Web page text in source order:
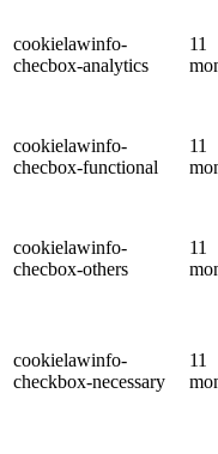
cookielawinfo-
checbox-analytics
11
cookielawinfo-
checbox-functional
11
cookielawinfo-
checbox-others
11
cookielawinfo-
checkbox-necessary
11